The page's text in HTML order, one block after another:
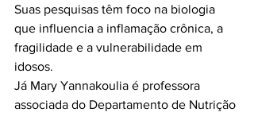
Suas pesquisas têm foco na biologia
que influencia a inflamação crônica, a
fragilidade e a vulnerabilidade em
idosos.
Já Mary Yannakoulia é professora
associada do Departamento de Nutrição